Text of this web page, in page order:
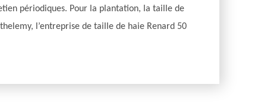
périodiques. Pour la plantation, la taille de
l’entreprise de taille de haie Renard 50